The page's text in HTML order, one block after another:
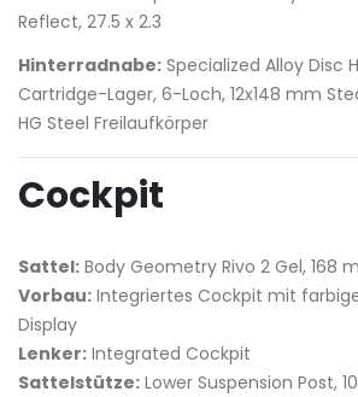
Reflect, 27.5 x 2.3
Hinterradnabe: Specialized Alloy Disc
Cartridge-Lager, 6-Loch, 12x148 mm
HG Steel Freilaufkörper
Cockpit
Sattel: Body Geometry Rivo 2 Gel, 168
Vorbau: Integriertes Cockpit mit
Display
Lenker: Integrated Cockpit
Sattelstütze: Lower Suspension Post,